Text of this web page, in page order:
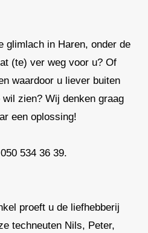
glimlach in Haren, onder de
(te) ver weg voor u? Of
waardoor u liever buiten
zien? Wij denken graag
een oplossing!
534 36 39.
proeft u de liefhebberij
techneuten Nils, Peter,